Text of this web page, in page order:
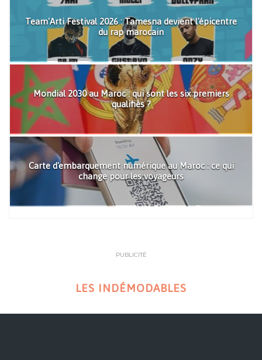
Team'Arti Festival 2026 : Tamesna devient l'épicentre
du rap marocain
Mondial 2030 au Maroc : qui sont les six premiers
qualifiés ?
Carte d'embarquement numérique au Maroc : ce qui
change pour les voyageurs
PUBLICITÉ
LES INDÉMODABLES